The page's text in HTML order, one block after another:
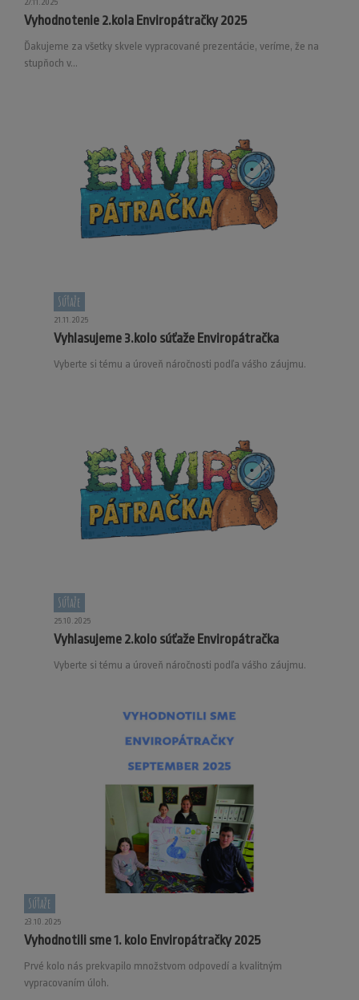
Vyhodnotenie 2.kola Enviropátračky 2025
Ďakujeme za všetky skvele vypracované prezentácie, veríme, že na
stupňoch v...
Súťaže
21.11.2025
Vyhlasujeme 3.kolo súťaže Enviropátračka
Vyberte si tému a úroveň náročnosti podľa vášho záujmu.
Súťaže
25.10.2025
Vyhlasujeme 2.kolo súťaže Enviropátračka
Vyberte si tému a úroveň náročnosti podľa vášho záujmu.
Súťaže
23.10.2025
Vyhodnotili sme 1. kolo Enviropátračky 2025
Prvé kolo nás prekvapilo množstvom odpovedí a kvalitným
vypracovaním úloh.